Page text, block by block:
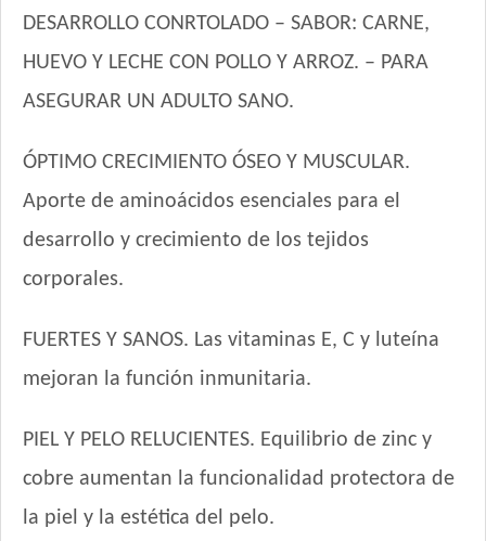
Dog Selection Criadores Cachorros
Dog Selection Etiqueta Negra Cachorros
Dog Selection Premium Cachorros
Estampa Plus Perro Cachorro
Eukanuba Puppy Small Breed
Exact Perros Cachorros
Exact Premium Perro Cachorro
Excellent Puppy Crecimiento
Jager Perro Cachorro
Jaspe Premium Perro Cachorro
DESARROLLO CONRTOLADO – SABOR: CARNE,
HUEVO Y LECHE CON POLLO Y ARROZ. – PARA
ASEGURAR UN ADULTO SANO.
ÓPTIMO CRECIMIENTO ÓSEO Y MUSCULAR.
Aporte de aminoácidos esenciales para el
desarrollo y crecimiento de los tejidos
corporales.
FUERTES Y SANOS. Las vitaminas E, C y luteína
mejoran la función inmunitaria.
PIEL Y PELO RELUCIENTES. Equilibrio de zinc y
cobre aumentan la funcionalidad protectora de
la piel y la estética del pelo.